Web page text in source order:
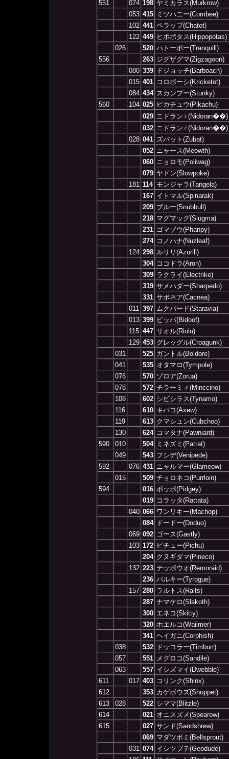
551
074 198 ヤミカラス(Murkrow)
053 415
ミツハニー(Combee)
102 441 ペラップ(Chatot)
122 449 ヒポポタス(Hippopotas)
026
520 ハトーポー(Tranquill)
556
263 ジグザグマ(Zigzagoon)
080 339
ドジョッチ(Barboach)
015 401 コロボーシ(Kricketot)
084 434 スカンプー(Stunky)
560
104 025 ピカチュウ(Pikachu)
029 ニドラン♀(Nidoran��)
032 ニドラン♂(Nidoran��)
028 041 ズバット(Zubat)
052 ニャース(Meowth)
060 ニョロモ(Poliwag)
079 ヤドン(Slowpoke)
181 114 モンジャラ(Tangela)
167 イトマル(Spinarak)
209 ブルー(Snubbull)
218 マグマッグ(Slugma)
231 ゴマゾウ(Phanpy)
274 コノハナ(Nuzleaf)
124 298 ルリリ(Azurill)
304 ココドラ(Aron)
309 ラクライ(Electrike)
319 サメハダー(Sharpedo)
331 サボネア(Cacnea)
011 397 ムクバード(Staravia)
013 399 ビッパ(Bidoof)
115 447
リオル(Riolu)
129 453 グレッグル(Croagunk)
031
525 ガントル(Boldore)
041
535 オタマロ(Tympole)
076
570 ゾロア(Zorua)
078
572 チラーミィ(Minccino)
108
602 シビシラス(Tynamo)
116
610 キバコ(Axew)
119
613 クマシュン(Cubchoo)
130
624 コマタナ(Pawniard)
590
010 504
ミネズミ(Patrat)
049
543 フシデ(Venipede)
592
076 431 ニャルマー(Glameow)
015
509 チョロネコ(Purrloin)
594
016 ポッポ(Pidgey)
019 コラッタ(Rattata)
040 066 ワンリキー(Machop)
084
ドードー(Doduo)
069 092 ゴース(Gastly)
103 172 ピチュー(Pichu)
204 クヌギダマ(Pineco)
132 223 テッポウオ(Remoraid)
236 バルキー(Tyrogue)
157 280 ラルトス(Ralts)
287 ナマケロ(Slakoth)
300 エネコ(Skitty)
320 ホエルコ(Wailmer)
341 ヘイガニ(Corphish)
038
532
ドッコラー(Timburr)
057
551
メグロコ(Sandile)
063
557 イシズマイ(Dwebble)
611
017 403 コリンク(Shinx)
612
353 カゲボウズ(Shuppet)
613
028 522 シママ(Blitzle)
614
021 オニスズメ(Spearow)
615
027 サンド(Sandshrew)
069 マダツボミ(Bellsprout)
031 074 イシツブテ(Geodude)